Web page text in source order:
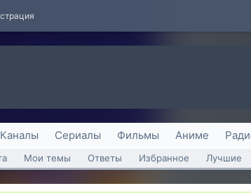
Каналы Сериалы Фильмы Аниме
Мои темы Ответы Избранное Лучшие